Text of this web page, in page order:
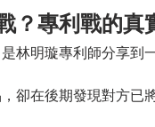
？專利戰的真
林明璇專利師分享到
卻在後期發現對方已